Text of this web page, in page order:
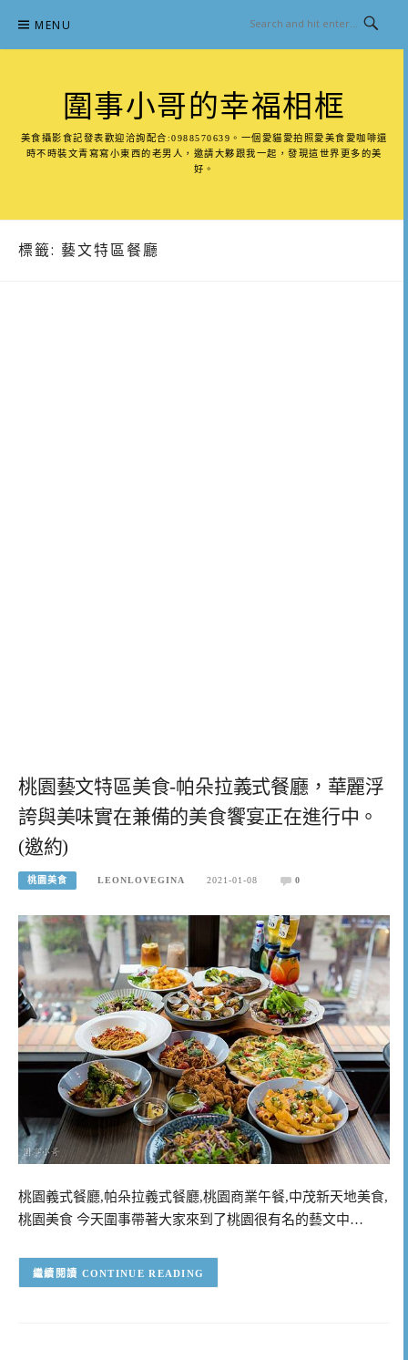
content
MENU
圍事小哥的幸福相框
美食攝影食記發表歡迎洽詢配合:0988570639。一個愛貓愛拍照愛美食愛咖啡還
時不時裝文青寫寫小東西的老男人，邀請大夥跟我一起，發現這世界更多的美
好。
標籤: 藝文特區餐廳
桃園藝文特區美食-帕朵拉義式餐廳，華麗浮
誇與美味實在兼備的美食饗宴正在進行中。
(邀約)
桃園美食 LEONLOVEGINA 2021-01-08 0
桃園義式餐廳,帕朵拉義式餐廳,桃園商業午餐,中茂新天地美食,
桃園美食 今天圍事帶著大家來到了桃園很有名的藝文中…
CONTINUE READING